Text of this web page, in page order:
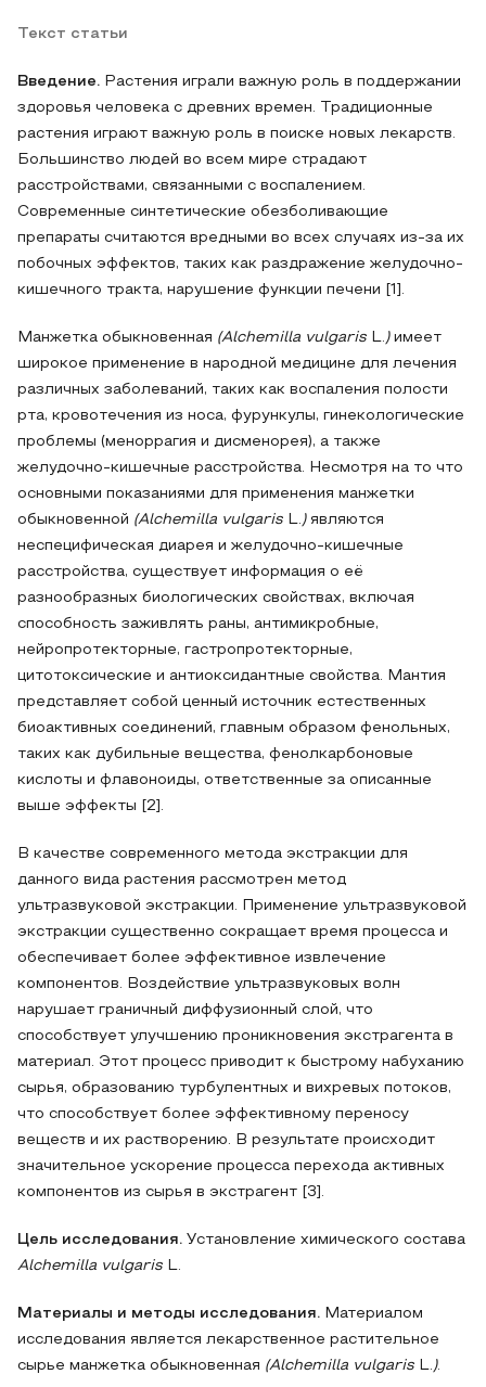
Текст статьи
Введение. Растения играли важную роль в поддержании
здоровья человека с древних времен. Традиционные
растения играют важную роль в поиске новых лекарств.
Большинство людей во всем мире страдают
расстройствами, связанными с воспалением.
Современные синтетические обезболивающие
препараты считаются вредными во всех случаях из-за их
побочных эффектов, таких как раздражение желудочно-
кишечного тракта, нарушение функции печени [1].
Манжетка обыкновенная (Alchemilla vulgaris L.)имеет
широкое применение в народной медицине для лечения
различных заболеваний, таких как воспаления полости
рта, кровотечения из носа, фурункулы, гинекологические
проблемы (меноррагия и дисменорея), а также
желудочно-кишечные расстройства. Несмотря на то что
основными показаниями для применения манжетки
обыкновенной (Alchemilla vulgaris L.)являются
неспецифическая диарея и желудочно-кишечные
расстройства, существует информация о её
разнообразных биологических свойствах, включая
способность заживлять раны, антимикробные,
нейропротекторные, гастропротекторные,
цитотоксические и антиоксидантные свойства. Мантия
представляет собой ценный источник естественных
биоактивных соединений, главным образом фенольных,
таких как дубильные вещества, фенолкарбоновые
кислоты и флавоноиды, ответственные за описанные
выше эффекты [2].
В качестве современного метода экстракции для
данного вида растения рассмотрен метод
ультразвуковой экстракции. Применение ультразвуковой
экстракции существенно сокращает время процесса и
обеспечивает более эффективное извлечение
компонентов. Воздействие ультразвуковых волн
нарушает граничный диффузионный слой, что
способствует улучшению проникновения экстрагента в
материал. Этот процесс приводит к быстрому набуханию
сырья, образованию турбулентных и вихревых потоков,
что способствует более эффективному переносу
веществ и их растворению. В результате происходит
значительное ускорение процесса перехода активных
компонентов из сырья в экстрагент [3].
Цель исследования. Установление химического состава
Alchemilla vulgaris L.
Материалы и методы исследования. Материалом
исследования является лекарственное растительное
сырье манжетка обыкновенная (Alchemilla vulgaris L.).